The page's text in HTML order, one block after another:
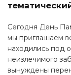
Сегодня День
мы приглашаем
находились под
неизлечимого
вынуждены